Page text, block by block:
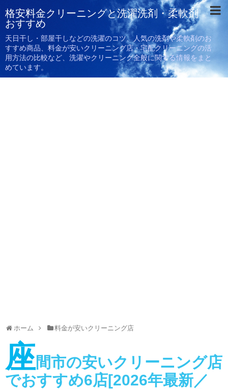
格安料金クリーニングと洗濯洗剤・柔軟剤
おすすめ
天日干し・部屋干しなどの洗濯のコツ、人気の洗剤や柔軟剤のお
すすめ商品、料金が安いクリーニング店・宅配クリーニングの活
用方法の比較など、洗濯やクリーニング全般に関する情報をまと
めています。
ホーム 料金が安いクリーニング店
座間市の安いクリーニング店
でおすすめ6店[2026年最新／